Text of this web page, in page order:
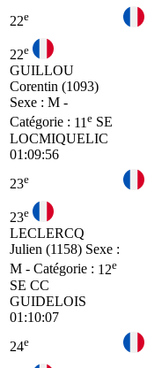
22e
22e
GUILLOU
Corentin (1093)
Sexe : M -
Catégorie : 11 e SE
LOCMIQUELIC
01:09:56
23e
23e
LECLERCQ
Julien (1158) Sexe :
M - Catégorie : 12e
SE CC
GUIDELOIS
01:10:07
24e